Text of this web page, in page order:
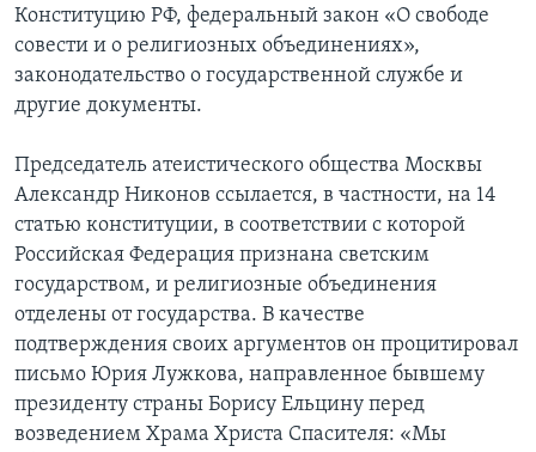
Конституцию РФ, федеральный закон «О свободе
совести и о религиозных объединениях»,
законодательство о государственной службе и
другие документы.
Председатель атеистического общества Москвы
Александр Никонов ссылается, в частности, на 14
статью конституции, в соответствии с которой
Российская Федерация признана светским
государством, и религиозные объединения
отделены от государства. В качестве
подтверждения своих аргументов он процитировал
письмо Юрия Лужкова, направленное бывшему
президенту страны Борису Ельцину перед
возведением Храма Христа Спасителя: «Мы